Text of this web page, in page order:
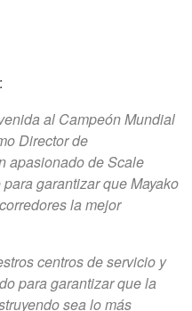
al Campeón Mundial
Director de
apasionado de Scale
garantizar que Mayako
la mejor
centros de servicio y
para garantizar que la
sea lo más